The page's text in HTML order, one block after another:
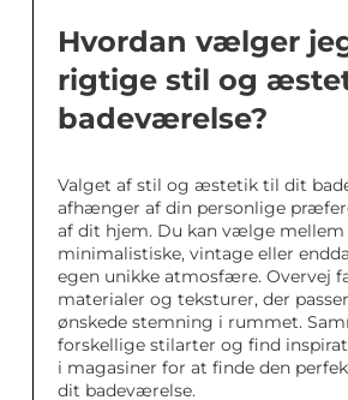
Hvordan vælger
rigtige stil og
badeværelse?
Valget af stil og æstetik til dit
afhænger af din personlige
af dit hjem. Du kan vælge mellem
minimalistiske, vintage eller
egen unikke atmosfære. Overvej
materialer og teksturer, der
ønskede stemning i rummet.
forskellige stilarter og find
i magasiner for at finde den
dit badeværelse.